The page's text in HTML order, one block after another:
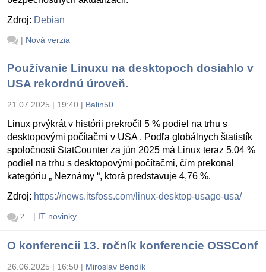
Zdroj: Debian
| Nová verzia
Používanie Linuxu na desktopoch dosiahlo v
USA rekordnú úroveň.
21.07.2025 | 19:40 | Balin50
Linux prvýkrát v histórii prekročil 5 % podiel na trhu s
desktopovými počítačmi v USA . Podľa globálnych štatistík
spoločnosti StatCounter za jún 2025 má Linux teraz 5,04 %
podiel na trhu s desktopovými počítačmi, čím prekonal
kategóriu „ Neznámy “, ktorá predstavuje 4,76 %.
Zdroj: https://news.itsfoss.com/linux-desktop-usage-usa/
2 | IT novinky
O konferencii 13. ročník konferencie OSSConf
26.06.2025 | 16:50 | Miroslav Bendík